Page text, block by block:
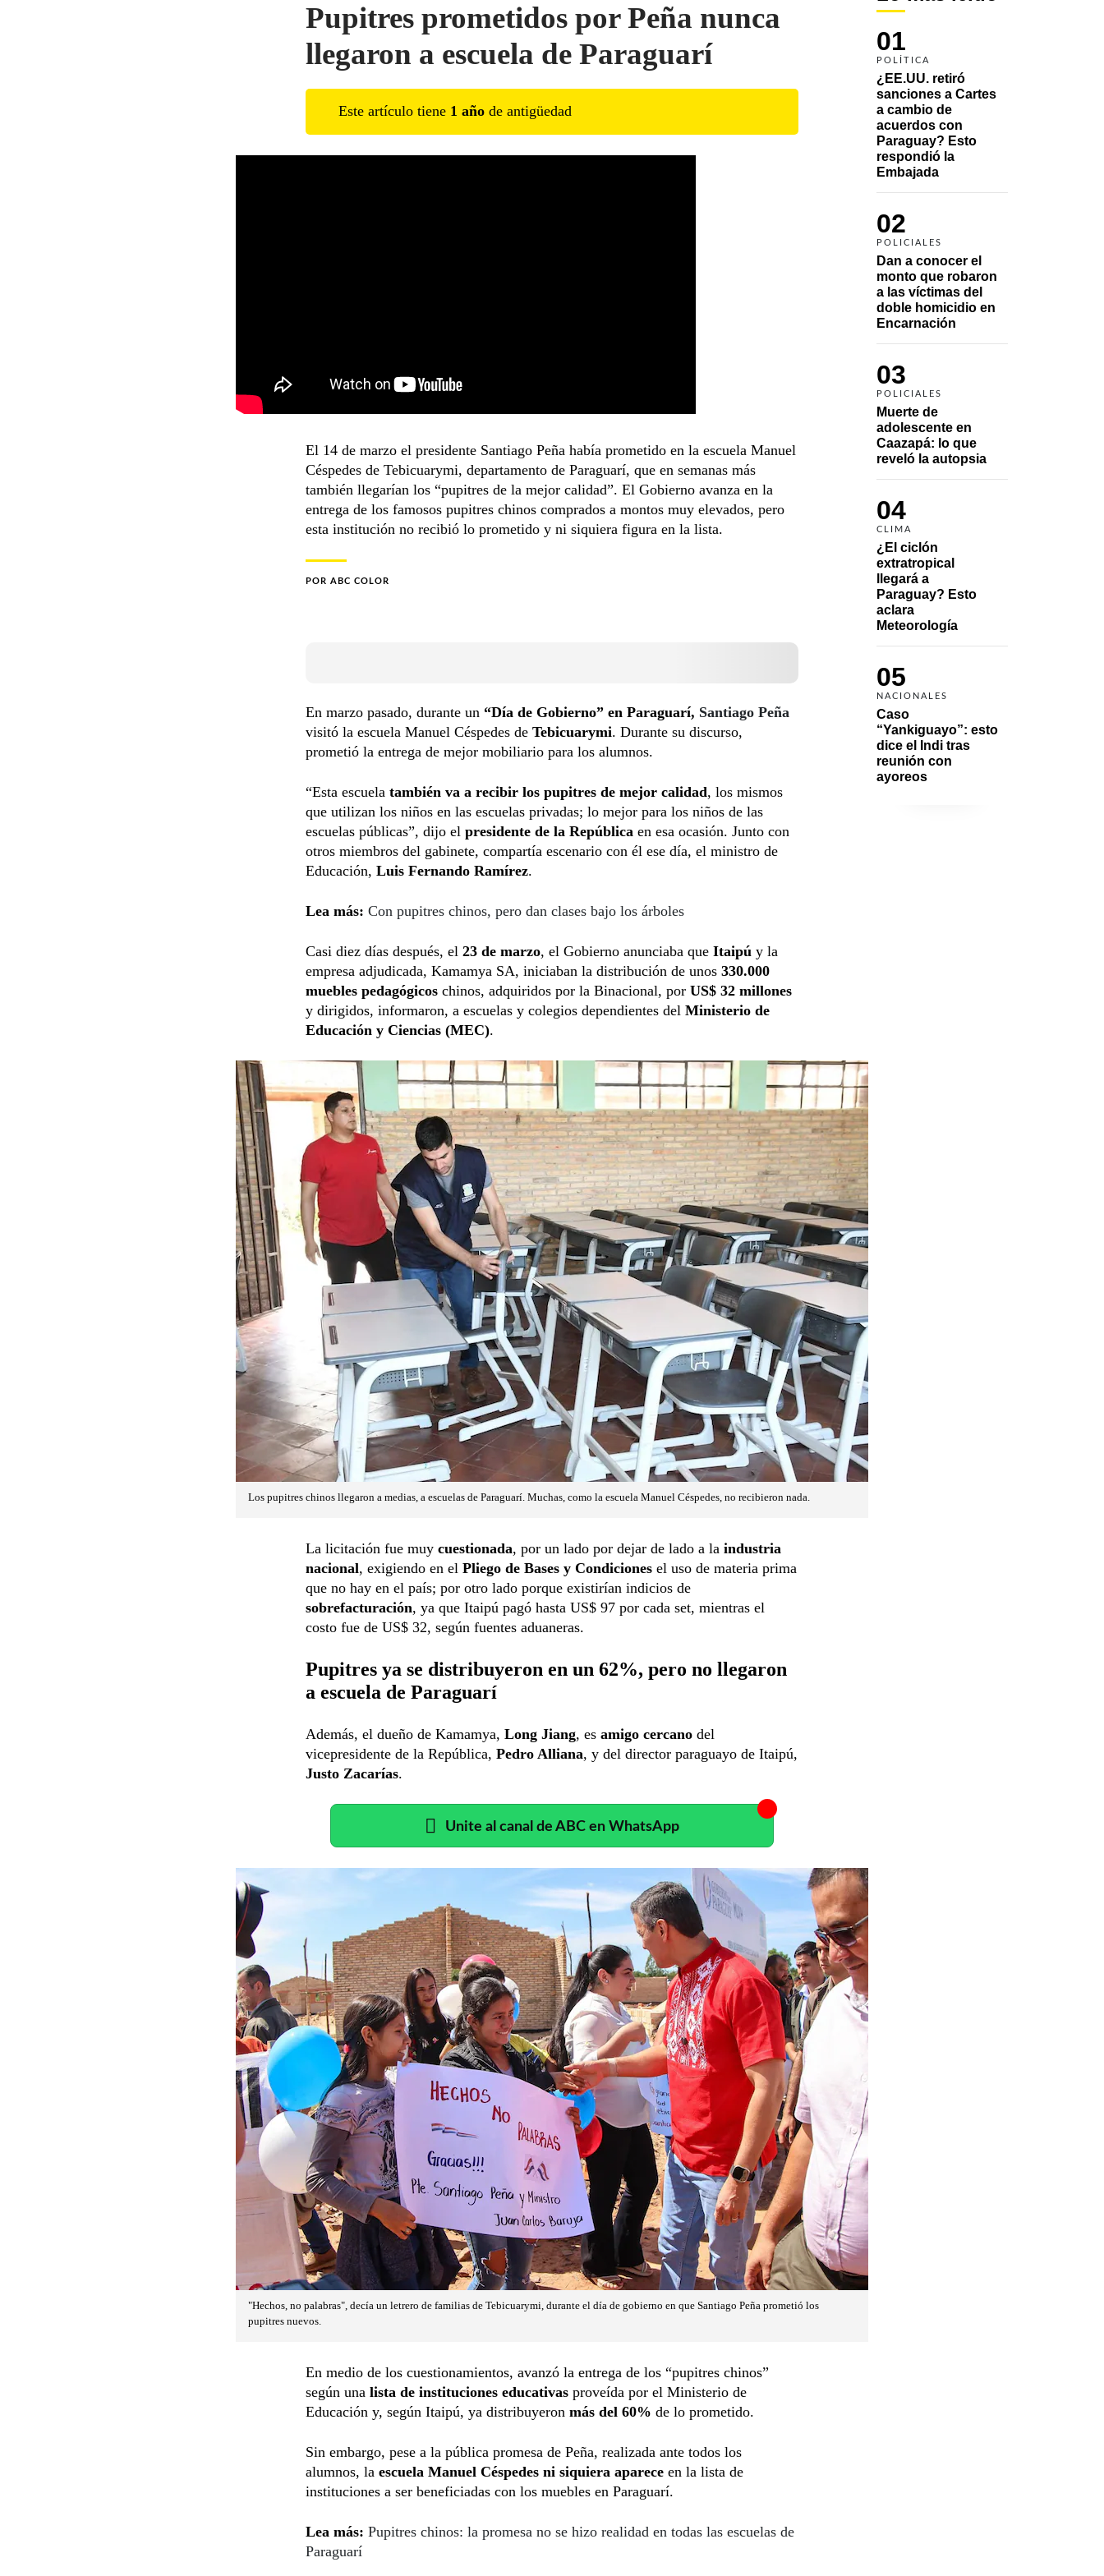
01
POLÍTICA
¿EE.UU. retiró
sanciones a Cartes
a cambio de
acuerdos con
Paraguay? Esto
respondió la
Embajada
02
POLICIALES
Dan a conocer el
monto que robaron
a las víctimas del
doble homicidio en
Encarnación
03
POLICIALES
Muerte de
adolescente en
Caazapá: lo que
reveló la autopsia
04
CLIMA
¿El ciclón
extratropical
llegará a
Paraguay? Esto
aclara
Meteorología
05
NACIONALES
Caso
“Yankiguayo”: esto
dice el Indi tras
reunión con
ayoreos
Pupitres prometidos por Peña nunca
llegaron a escuela de Paraguarí
Este artículo tiene 1 año de antigüedad
El 14 de marzo el presidente Santiago Peña había prometido en la escuela Manuel
Céspedes de Tebicuarymi, departamento de Paraguarí, que en semanas más
también llegarían los “pupitres de la mejor calidad”. El Gobierno avanza en la
entrega de los famosos pupitres chinos comprados a montos muy elevados, pero
esta institución no recibió lo prometido y ni siquiera figura en la lista.
POR ABC COLOR
En marzo pasado, durante un “Día de Gobierno” en Paraguarí, Santiago Peña
visitó la escuela Manuel Céspedes de Tebicuarymi. Durante su discurso,
prometió la entrega de mejor mobiliario para los alumnos.
“Esta escuela también va a recibir los pupitres de mejor calidad, los mismos
que utilizan los niños en las escuelas privadas; lo mejor para los niños de las
escuelas públicas”, dijo el presidente de la República en esa ocasión. Junto con
otros miembros del gabinete, compartía escenario con él ese día, el ministro de
Educación, Luis Fernando Ramírez.
Lea más: Con pupitres chinos, pero dan clases bajo los árboles
Casi diez días después, el 23 de marzo, el Gobierno anunciaba que Itaipú y la
empresa adjudicada, Kamamya SA, iniciaban la distribución de unos 330.000
muebles pedagógicos chinos, adquiridos por la Binacional, por US$ 32 millones
y dirigidos, informaron, a escuelas y colegios dependientes del Ministerio de
Educación y Ciencias (MEC).
Los pupitres chinos llegaron a medias, a escuelas de Paraguarí. Muchas, como la escuela Manuel Céspedes, no recibieron nada.
La licitación fue muy cuestionada, por un lado por dejar de lado a la industria
nacional, exigiendo en el Pliego de Bases y Condiciones el uso de materia prima
que no hay en el país; por otro lado porque existirían indicios de
sobrefacturación, ya que Itaipú pagó hasta US$ 97 por cada set, mientras el
costo fue de US$ 32, según fuentes aduaneras.
Pupitres ya se distribuyeron en un 62%, pero no llegaron
a escuela de Paraguarí
Además, el dueño de Kamamya, Long Jiang, es amigo cercano del
vicepresidente de la República, Pedro Alliana, y del director paraguayo de Itaipú,
Justo Zacarías.
Unite al canal de ABC en WhatsApp
"Hechos, no palabras", decía un letrero de familias de Tebicuarymi, durante el día de gobierno en que Santiago Peña prometió los
pupitres nuevos.
En medio de los cuestionamientos, avanzó la entrega de los “pupitres chinos”
según una lista de instituciones educativas proveída por el Ministerio de
Educación y, según Itaipú, ya distribuyeron más del 60% de lo prometido.
Sin embargo, pese a la pública promesa de Peña, realizada ante todos los
alumnos, la escuela Manuel Céspedes ni siquiera aparece en la lista de
instituciones a ser beneficiadas con los muebles en Paraguarí.
Lea más: Pupitres chinos: la promesa no se hizo realidad en todas las escuelas de
Paraguarí